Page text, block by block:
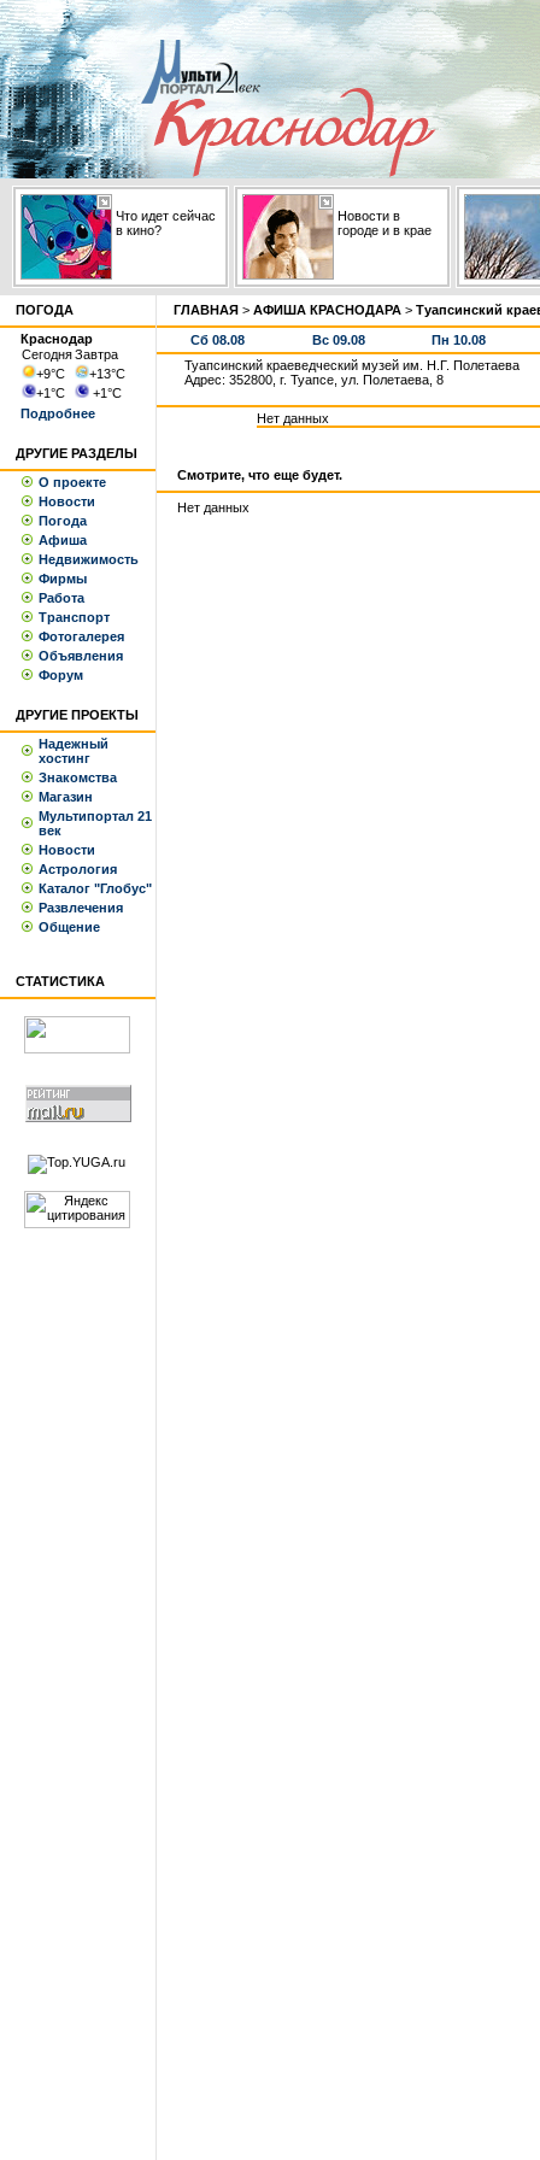
Что идет сейчас
в кино?
Новости в
городе и в крае
ПОГОДА
Краснодар
СегодняЗавтра
+9°С +13°С
+1°С +1°С
Подробнее
ДРУГИЕ РАЗДЕЛЫ
О проекте
Новости
Погода
Афиша
Недвижимость
Фирмы
Работа
Транспорт
Фотогалерея
Объявления
Форум
ДРУГИЕ ПРОЕКТЫ
Надежный
хостинг
Знакомства
Магазин
Мультипортал 21
век
Новости
Астрология
Каталог "Глобус"
Развлечения
Общение
СТАТИСТИКА
ГЛАВНАЯ > АФИША КРАСНОДАРА > Туапсинский
Сб 08.08 Вс 09.08
Пн 10.08
Туапсинский краеведческий музей им. Н.Г. Полетаева
Адрес: 352800, г. Туапсе, ул. Полетаева, 8
Нет данных
Смотрите, что еще будет.
Нет данных